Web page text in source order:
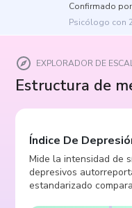
Confirmado por
Psicólogo con
EXPLORADOR DE
Estructura de
Índice De
Mide la intensidad de
depresivos
estandarizado